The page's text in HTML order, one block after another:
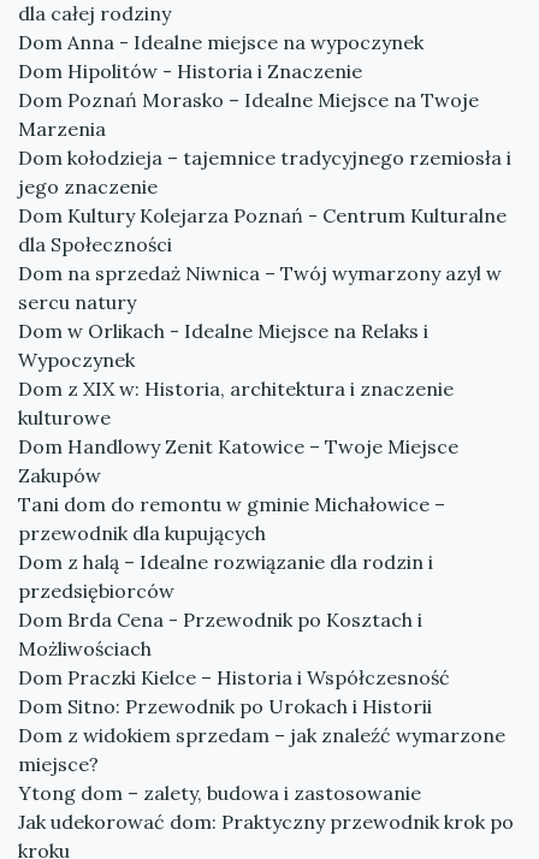
dla całej rodziny
Dom Anna - Idealne miejsce na wypoczynek
Dom Hipolitów - Historia i Znaczenie
Dom Poznań Morasko – Idealne Miejsce na Twoje
Marzenia
Dom kołodzieja – tajemnice tradycyjnego rzemiosła i
jego znaczenie
Dom Kultury Kolejarza Poznań - Centrum Kulturalne
dla Społeczności
Dom na sprzedaż Niwnica – Twój wymarzony azyl w
sercu natury
Dom w Orlikach - Idealne Miejsce na Relaks i
Wypoczynek
Dom z XIX w: Historia, architektura i znaczenie
kulturowe
Dom Handlowy Zenit Katowice – Twoje Miejsce
Zakupów
Tani dom do remontu w gminie Michałowice –
przewodnik dla kupujących
Dom z halą – Idealne rozwiązanie dla rodzin i
przedsiębiorców
Dom Brda Cena - Przewodnik po Kosztach i
Możliwościach
Dom Praczki Kielce – Historia i Współczesność
Dom Sitno: Przewodnik po Urokach i Historii
Dom z widokiem sprzedam – jak znaleźć wymarzone
miejsce?
Ytong dom – zalety, budowa i zastosowanie
Jak udekorować dom: Praktyczny przewodnik krok po
kroku